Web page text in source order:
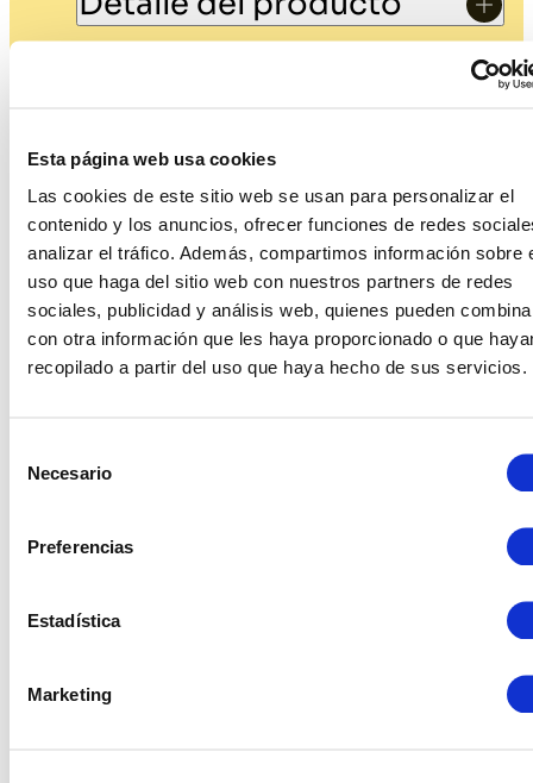
Esta página web usa cookies
Las cookies de este sitio web se usan para personalizar el
contenido y los anuncios, ofrecer funciones de redes
analizar el tráfico. Además, compartimos información sobre
uso que haga del sitio web con nuestros partners de redes
sociales, publicidad y análisis web, quienes pueden
con otra información que les haya proporcionado o que
recopilado a partir del uso que haya hecho de sus servicios.
Necesario
Preferencias
Estadística
Marketing
Estilo
Productos relacionados